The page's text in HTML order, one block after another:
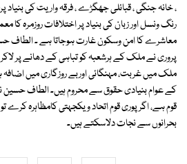
، خانہ جنگی ، قبائلی جھگڑے ، فرقہ واریت کی
رنگ ونسل اور زبان کی بنیاد پر اختلافات روزمرہ کا
معاشرے کا امن وسکون غارت ہوجاتا ہے ۔ الطاف
پروری نے ملک کے ہرشعبہ کو تباہی کے دھانے پر
ملک میں غربت، مہنگائی اوربے روزگاری میں
کے عوام بنیادی حقوق سے محروم ہیں۔ الطاف حسین
قوم ہے، اگر پوری قوم اتحاد ویکجہتی کامظاہرہ کرے
بحرانوں سے نجات دلاسکتے ہیں۔